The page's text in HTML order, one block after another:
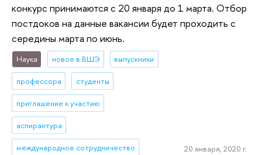
конкурс принимаются с 20 января до 1 марта. Отбор
постдоков на данные вакансии будет проходить с
середины марта по июнь.
Наука новое в ВШЭ выпускники
профессора студенты
приглашение к участию
аспирантура
международное сотрудничество 20 января, 2020 г.